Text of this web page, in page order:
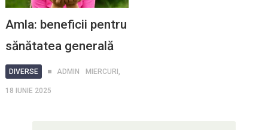
Amla: beneficii pentru
sănătatea generală
DIVERSE ADMIN MIERCURI,
18 IUNIE 2025